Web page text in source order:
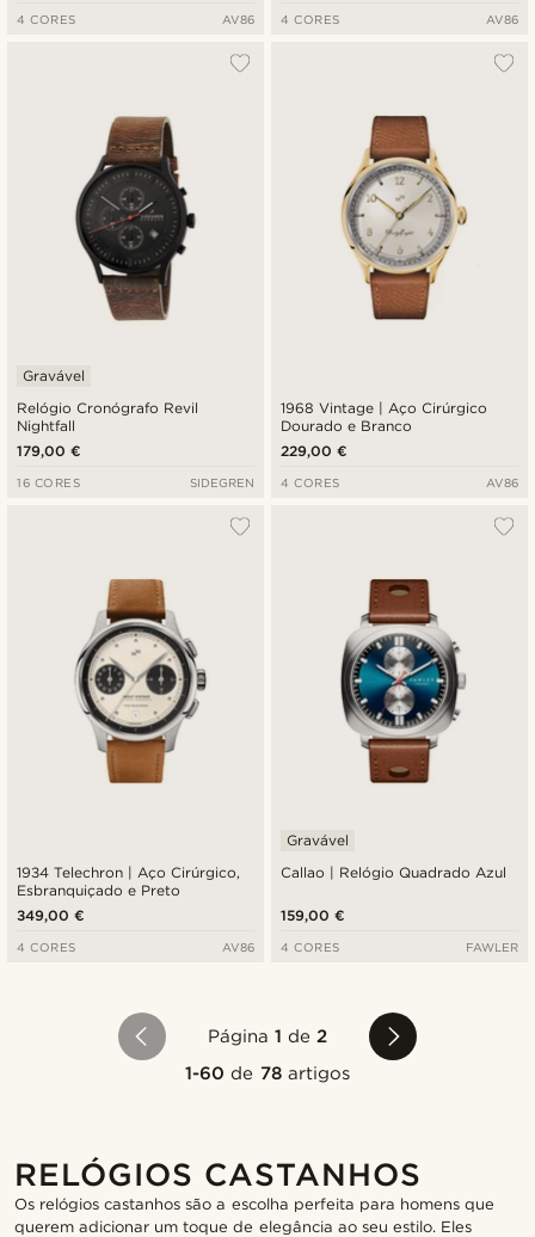
4 CORES AV86 4 CORES AV86
Relógio Cronógrafo Revil
Nightfall
Gravável
179,00 €
16 CORES SIDEGREN
1968 Vintage | Aço Cirúrgico
Dourado e Branco
229,00 €
4 CORES AV86
1934 Telechron | Aço Cirúrgico,
Esbranquiçado e Preto
349,00 €
4 CORES AV86
Callao | Relógio Quadrado Azul
Gravável
159,00 €
4 CORES FAWLER
Página 1 de2
1-60 de 78artigos
RELÓGIOS CASTANHOS
Os relógios castanhos são a escolha perfeita para homens que
querem adicionar um toque de elegância ao seu estilo. Eles